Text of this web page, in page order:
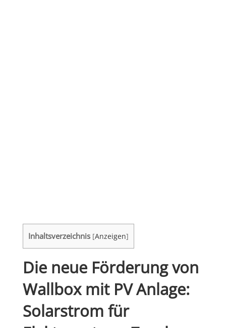
Inhaltsverzeichnis [Anzeigen]
Die neue Förderung von
Wallbox mit PV Anlage:
Solarstrom für